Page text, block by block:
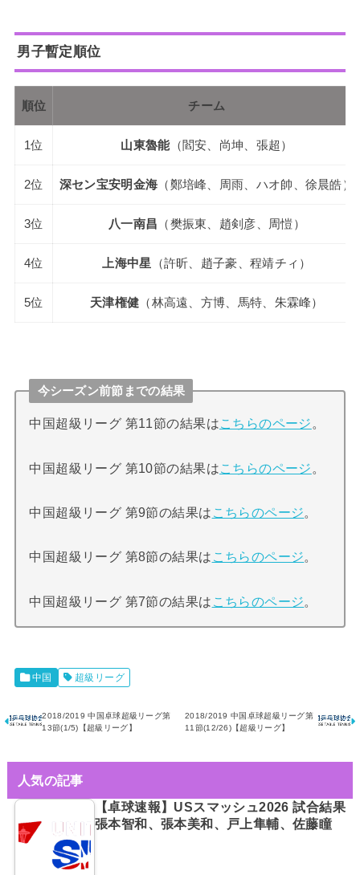
男子暫定順位
順位 チーム
1位 山東魯能（閻安、尚坤、張超）
2位 深セン宝安明金海 （鄭培峰、周雨、ハオ帥、徐晨皓）
3位 八一南昌 （樊振東、趙剣彦、周愷）
4位 上海中星 （許昕、趙子豪、程靖チィ）
5位 天津権健 （林高遠、方博、馬特、朱霖峰）
今シーズン前節までの結果
中国超級リーグ 第11節の結果はこちらのページ 。
中国超級リーグ 第10節の結果はこちらのページ 。
中国超級リーグ 第9節の結果は こちらのページ。
中国超級リーグ 第8節の結果は こちらのページ。
中国超級リーグ 第7節の結果は こちらのページ。
中国 超級リーグ
2018/2019 中国卓球超級リーグ第
13節(1/5)【超級リーグ】
2018/2019 中国卓球超級リーグ第
11節(12/26)【超級リーグ】
人気の記事
【卓球速報】USスマッシュ2026 試合結果
張本智和、張本美和、戸上隼輔、佐藤瞳